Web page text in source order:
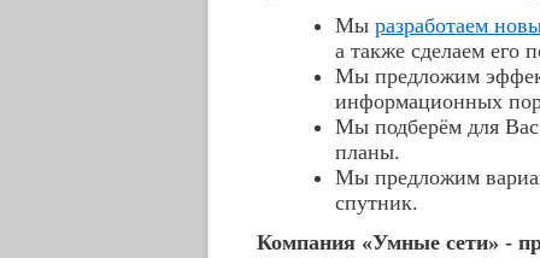
Мы разработаем
а также сделаем его
Мы предложим
информационных
Мы подберём для
планы.
Мы предложим
спутник.
Компания «Умные сети» -